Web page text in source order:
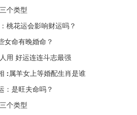
个类型
桃花运会影响财运吗？
女命有晚婚命？
用 好运连连斗志最强
:属羊女上等婚配生肖是谁
：是旺夫命吗？
个类型